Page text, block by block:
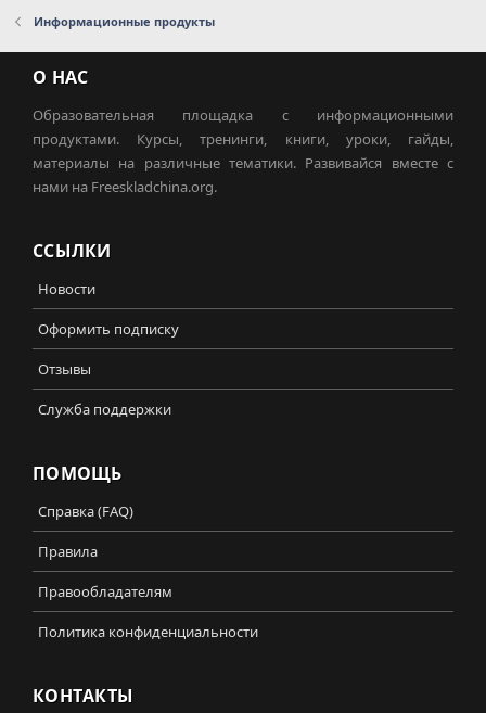
Информационные продукты
О НАС
Образовательная площадка с информационными
продуктами. Курсы, тренинги, книги, уроки, гайды,
материалы на различные тематики. Развивайся вместе с
нами на Freeskladchina.org.
ССЫЛКИ
Новости
Оформить подписку
Отзывы
Служба поддержки
ПОМОЩЬ
Справка (FAQ)
Правила
Правообладателям
Политика конфиденциальности
КОНТАКТЫ